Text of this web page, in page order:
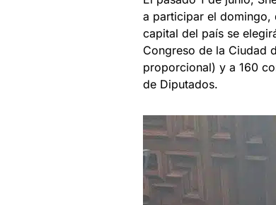
a participar el domingo,
capital del país se
Congreso de la Ciudad
proporcional) y a 160
de Diputados.